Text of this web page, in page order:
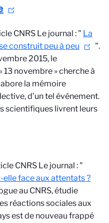
CNRS Le journal : " La
construit peu à peu
".
2015, le
novembre » cherche à
la mémoire
d’un tel événement.
scientifiques livrent leurs
CNRS Le journal : "
face aux attentats ?
au CNRS, étudie
réactions sociales aux
est de nouveau frappé